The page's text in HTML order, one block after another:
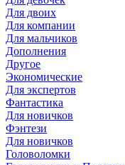
Для двоих
Для компании
Для мальчиков
Дополнения
Другое
Экономические
Для экспертов
Фантастика
Для новичков
Фэнтези
Для новичков
Головоломки